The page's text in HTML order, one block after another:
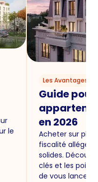
le
Les Avantages
Guide
en 2026
Acheter sur
fiscalité allégée
solides.
clés et les
de vous lancer.